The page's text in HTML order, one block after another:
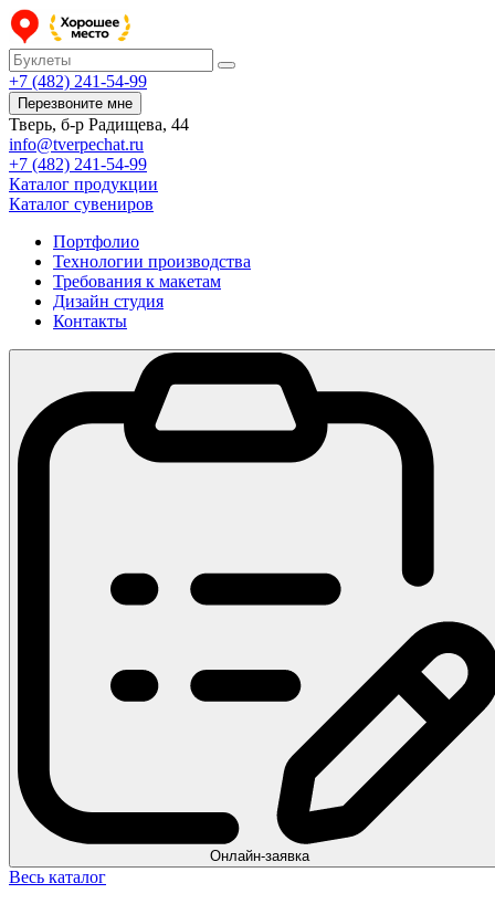
+7 (482) 241-54-99
Перезвоните мне
Тверь, б-р Радищева, 44
info@tverpechat.ru
+7 (482) 241-54-99
Каталог продукции
Каталог сувениров
Портфолио
Технологии производства
Требования к макетам
Дизайн студия
Контакты
Онлайн-заявка
Весь каталог